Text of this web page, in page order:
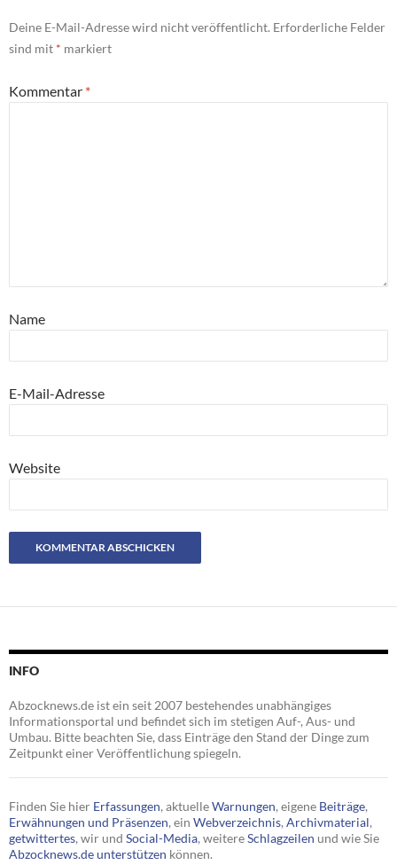
Deine E-Mail-Adresse wird nicht veröffentlicht. Erforderliche Felder
sind mit * markiert
Kommentar *
Name
E-Mail-Adresse
Website
INFO
Abzocknews.de ist ein seit 2007 bestehendes unabhängiges
Informationsportal und befindet sich im stetigen Auf-, Aus- und
Umbau. Bitte beachten Sie, dass Einträge den Stand der Dinge zum
Zeitpunkt einer Veröffentlichung spiegeln.
Finden Sie hier Erfassungen, aktuelleWarnungen, eigene Beiträge,
Erwähnungen und Präsenzen, ein Webverzeichnis, Archivmaterial,
getwittertes, wir und Social-Media, weitereSchlagzeilen und wie Sie
Abzocknews.de unterstützen können.